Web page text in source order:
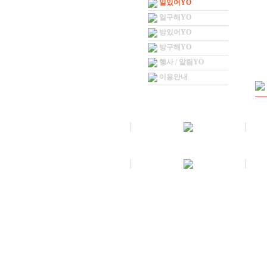
일있어YO
일구해YO
방있어YO
방구해YO
행사 / 알림YO
이용안내